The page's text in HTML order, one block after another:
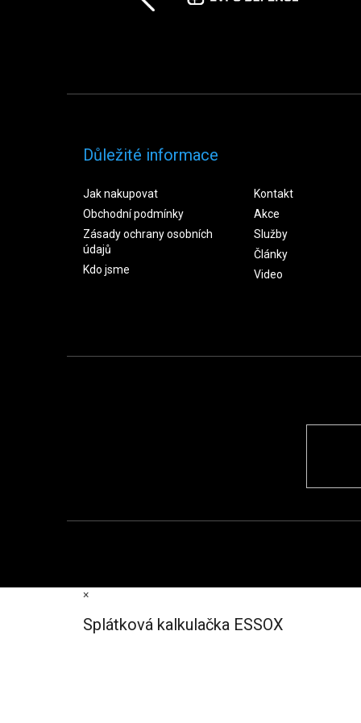
Důležité informace
Jak nakupovat
Obchodní podmínky
Zásady ochrany osobních
údajů
Kdo jsme
Kontakt
Akce
Služby
Články
Video
×
Splátková kalkulačka ESSOX